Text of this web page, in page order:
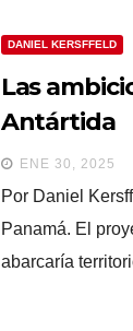
DANIEL KERSFFELD
Las
Antártida
ENE 30, 2025
Por Daniel
Panamá. El
abarcaría